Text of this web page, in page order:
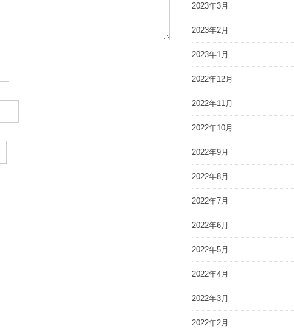
2023年3月
2023年2月
2023年1月
2022年12月
2022年11月
2022年10月
2022年9月
2022年8月
2022年7月
2022年6月
2022年5月
2022年4月
2022年3月
2022年2月